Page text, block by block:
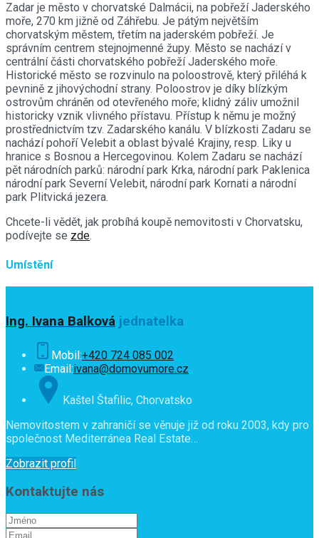
Zadar je město v chorvatské Dalmácii, na pobřeží Jaderského
moře, 270 km jižně od Záhřebu. Je pátým největším
chorvatským městem, třetím na jaderském pobřeží. Je
správním centrem stejnojmenné župy. Město se nachází v
centrální části chorvatského pobřeží Jaderského moře.
Historické město se rozvinulo na poloostrově, který přiléhá k
pevnině z jihovýchodní strany. Poloostrov je díky blízkým
ostrovům chráněn od otevřeného moře; klidný záliv umožnil
historicky vznik vlivného přístavu. Přístup k němu je možný
prostřednictvím tzv. Zadarského kanálu. V blízkosti Zadaru se
nachází pohoří Velebit a oblast bývalé Krajiny, resp. Liky u
hranice s Bosnou a Hercegovinou. Kolem Zadaru se nachází
pět národních parků: národní park Krka, národní park Paklenica
národní park Severní Velebit, národní park Kornati a národní
park Plitvická jezera.
Chcete-li vědět, jak probíhá koupě nemovitosti v Chorvatsku,
podívejte se zde.
Umístění
Ing. Ivana Balková jednatelka
Mobil:+420 724 085 002
Email:ivana@domovumore.cz
Kaštel Štafilic, Chorvatsko
Nemovitostem v zahraničí se věnuje již od roku 2003, kdy pro
společnost Mediterránea Real Estate…
Zobrazit profil
Kontaktujte nás